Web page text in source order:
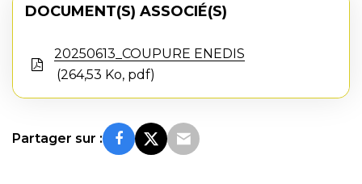
DOCUMENT(S) ASSOCIÉ(S)
20250613_COUPURE ENEDIS
264,53 Ko, pdf
Partager sur :